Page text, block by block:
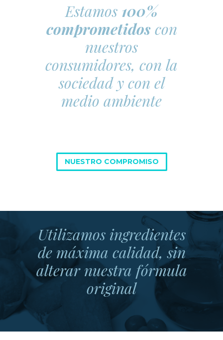
Estamos 100%
comprometidos con
nuestros
consumidores, con la
sociedad y con el
medio ambiente
NUESTRO COMPROMISO
Utilizamos ingredientes
de máxima calidad, sin
alterar nuestra fórmula
original